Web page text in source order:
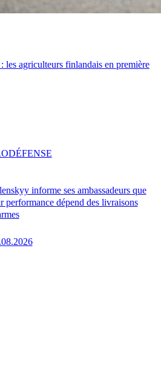
agriculteurs finlandais en première
informe ses ambassadeurs que
performance dépend des livraisons
DÉFENSE